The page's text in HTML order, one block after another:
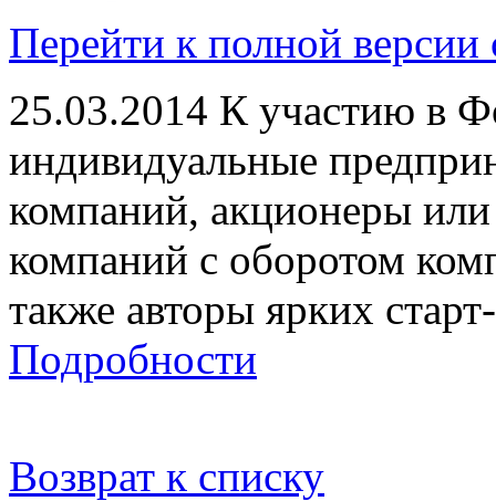
Перейти к полной версии
25.03.2014 К участию в
индивидуальные
компаний, акционеры или
компаний с оборотом
также авторы ярких
Подробности
Возврат к списку